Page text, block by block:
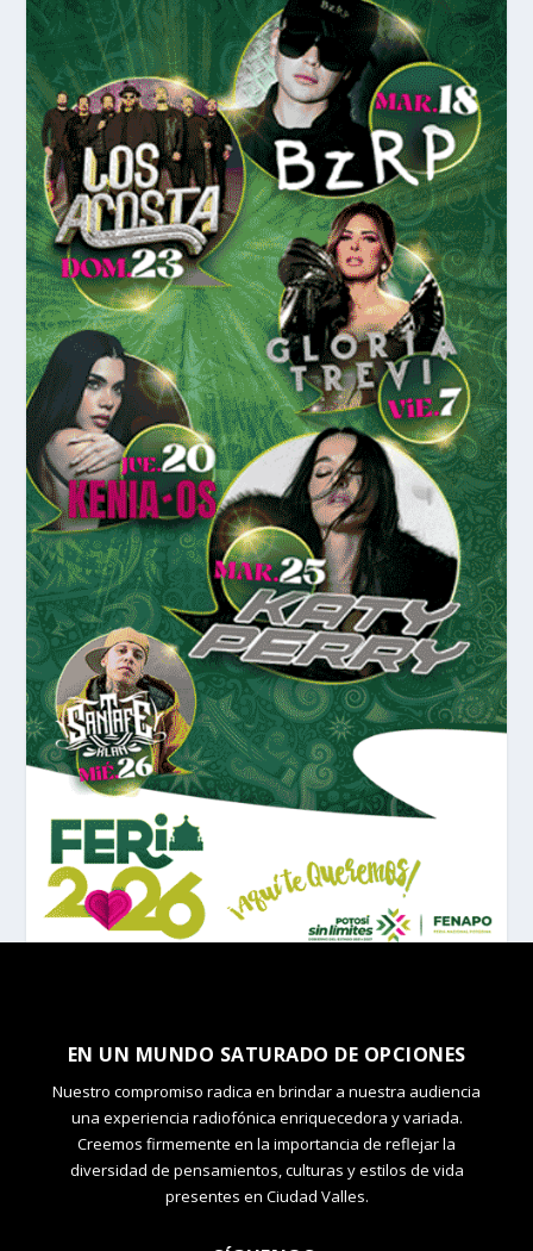
EN UN MUNDO SATURADO DE OPCIONES
Nuestro compromiso radica en brindar a nuestra audiencia
una experiencia radiofónica enriquecedora y variada.
Creemos firmemente en la importancia de reflejar la
diversidad de pensamientos, culturas y estilos de vida
presentes en Ciudad Valles.